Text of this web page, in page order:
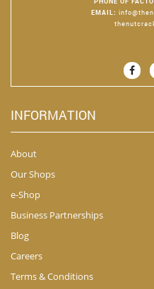
EMAIL :
INFORMATION
About
Our Shops
e-Shop
Business Partnerships
Blog
Careers
Terms & Conditions